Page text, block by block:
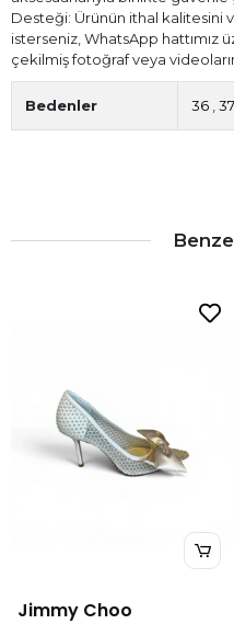
Desteği: Ürünün ithal kalitesini
isterseniz, WhatsApp hattımız
çekilmiş fotoğraf veya
Bedenler 36 37
Jimmy Choo